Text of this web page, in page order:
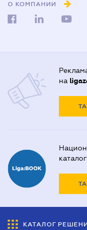
О КОМПАНИИ
на
КАТАЛОГ